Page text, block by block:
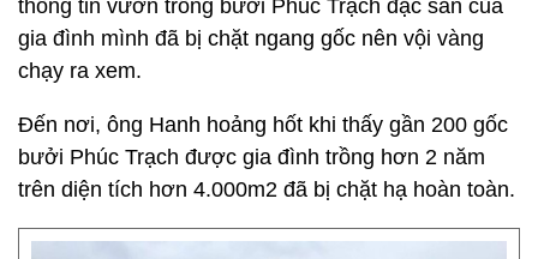
thông tin vườn trồng bưởi Phúc Trạch đặc sản của
gia đình mình đã bị chặt ngang gốc nên vội vàng
chạy ra xem.
Đến nơi, ông Hanh hoảng hốt khi thấy gần 200 gốc
bưởi Phúc Trạch được gia đình trồng hơn 2 năm
trên diện tích hơn 4.000m2 đã bị chặt hạ hoàn toàn.